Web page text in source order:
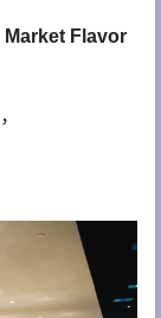
Market Flavor